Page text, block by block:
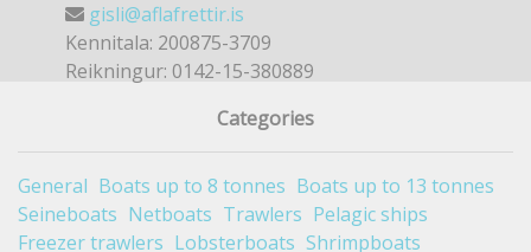
gisli@aflafrettir.is
Kennitala: 200875-3709
Reikningur: 0142-15-380889
Categories
General Boats up to 8 tonnes Boats up to 13 tonnes
Seineboats Netboats Trawlers Pelagic ships
Freezer trawlers Lobsterboats Shrimpboats